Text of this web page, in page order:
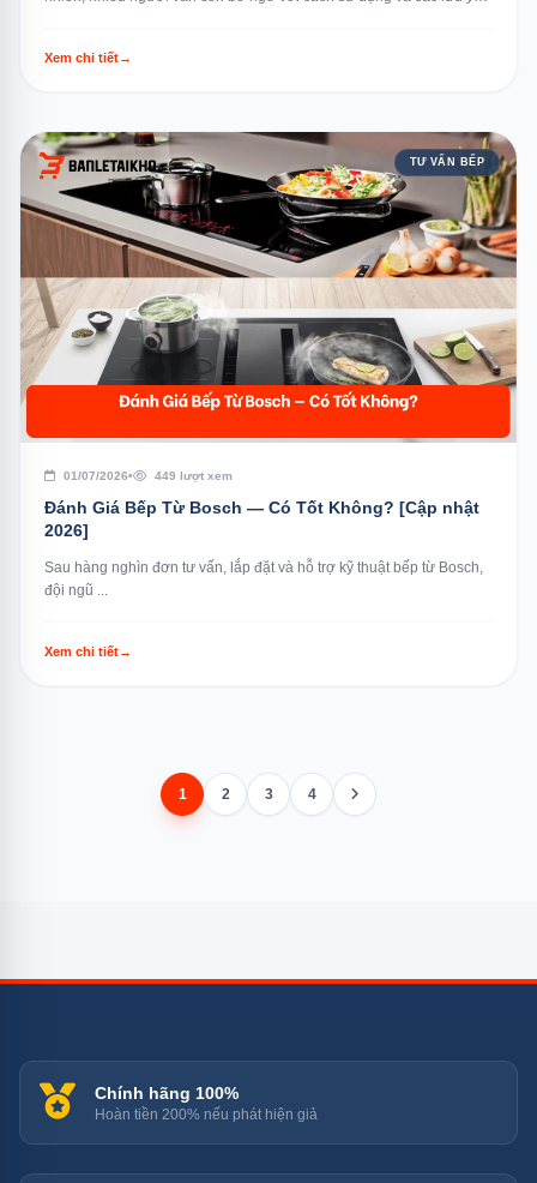
Xem chi tiết→
TƯ VẤN BẾP
01/07/2026• 449 lượt xem
Đánh Giá Bếp Từ Bosch — Có Tốt Không? [Cập nhật
2026]
Sau hàng nghìn đơn tư vấn, lắp đặt và hỗ trợ kỹ thuật bếp từ Bosch,
đội ngũ ...
Xem chi tiết→
1 2 3 4
Chính hãng 100%
Hoàn tiền 200% nếu phát hiện giả